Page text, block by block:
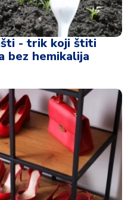
- trik koji štiti
bez hemikalija